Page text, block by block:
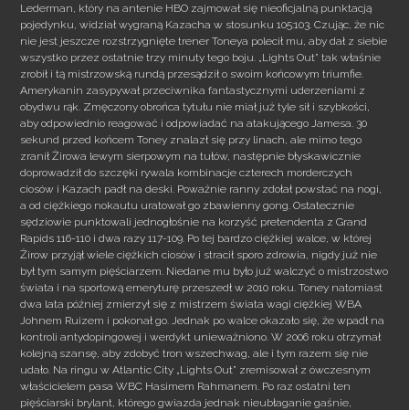
Lederman, który na antenie HBO zajmował się nieoficjalną punktacją
pojedynku, widział wygraną Kazacha w stosunku 105:103. Czując, że nic
nie jest jeszcze rozstrzygnięte trener Toneya polecił mu, aby dał z siebie
wszystko przez ostatnie trzy minuty tego boju. „Lights Out” tak właśnie
zrobił i tą mistrzowską rundą przesądził o swoim końcowym triumfie.
Amerykanin zasypywał przeciwnika fantastycznymi uderzeniami z
obydwu rąk. Zmęczony obrońca tytułu nie miał już tyle sił i szybkości,
aby odpowiednio reagować i odpowiadać na atakującego Jamesa. 30
sekund przed końcem Toney znalazł się przy linach, ale mimo tego
zranił Żirowa lewym sierpowym na tułów, następnie błyskawicznie
doprowadził do szczęki rywala kombinacje czterech morderczych
ciosów i Kazach padł na deski. Poważnie ranny zdołał powstać na nogi,
a od ciężkiego nokautu uratował go zbawienny gong. Ostatecznie
sędziowie punktowali jednogłośnie na korzyść pretendenta z Grand
Rapids 116-110 i dwa razy 117-109. Po tej bardzo ciężkiej walce, w której
Żirow przyjął wiele ciężkich ciosów i stracił sporo zdrowia, nigdy już nie
był tym samym pięściarzem. Niedane mu było już walczyć o mistrzostwo
świata i na sportową emeryturę przeszedł w 2010 roku. Toney natomiast
dwa lata później zmierzył się z mistrzem świata wagi ciężkiej WBA
Johnem Ruizem i pokonał go. Jednak po walce okazało się, że wpadł na
kontroli antydopingowej i werdykt unieważniono. W 2006 roku otrzymał
kolejną szansę, aby zdobyć tron wszechwag, ale i tym razem się nie
udało. Na ringu w Atlantic City „Lights Out” zremisował z ówczesnym
właścicielem pasa WBC Hasimem Rahmanem. Po raz ostatni ten
pięściarski brylant, którego gwiazda jednak nieubłaganie gaśnie,